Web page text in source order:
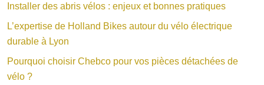
Installer des abris vélos : enjeux et bonnes pratiques
L’expertise de Holland Bikes autour du vélo électrique
durable à Lyon
Pourquoi choisir Chebco pour vos pièces détachées de
vélo ?